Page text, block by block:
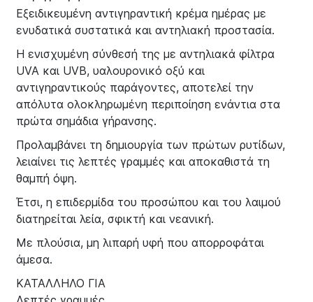
Εξειδικευμένη αντιγηραντική κρέμα ημέρας με
ενυδατικά συστατικά και αντηλιακή προστασία.
Η ενισχυμένη σύνθεσή της με αντηλιακά φίλτρα
UVA και UVB, υαλουρονικό οξύ και
αντιγηραντικούς παράγοντες, αποτελεί την
απόλυτα ολοκληρωμένη περιποίηση ενάντια στα
πρώτα σημάδια γήρανσης.
Προλαμβάνει τη δημιουργία των πρώτων ρυτίδων,
λειαίνει τις λεπτές γραμμές και αποκαθιστά τη
θαμπή όψη.
Έτσι, η επιδερμίδα του προσώπου και του λαιμού
διατηρείται λεία, σφικτή και νεανική.
Με πλούσια, μη λιπαρή υφή που απορροφάται
άμεσα.
ΚΑΤΑΛΛΗΛΟ ΓΙΑ